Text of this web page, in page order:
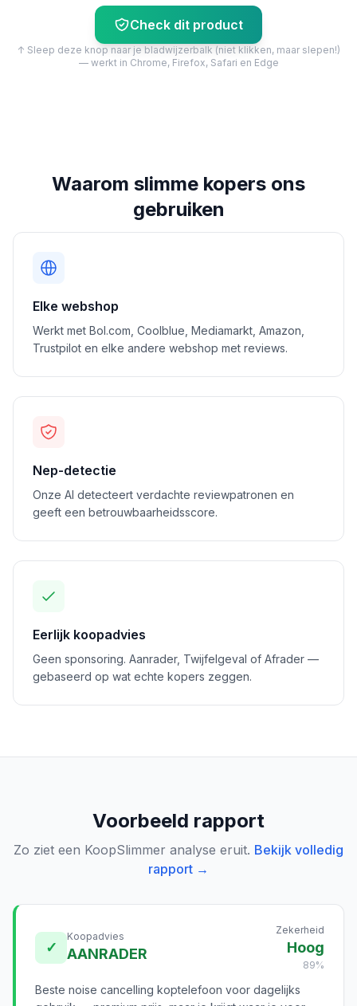
Check dit product
↑ Sleep deze knop naar je bladwijzerbalk (niet klikken, maar slepen!)
— werkt in Chrome, Firefox, Safari en Edge
Waarom slimme kopers ons
gebruiken
Elke webshop
Werkt met Bol.com, Coolblue, Mediamarkt, Amazon,
Trustpilot en elke andere webshop met reviews.
Nep-detectie
Onze AI detecteert verdachte reviewpatronen en
geeft een betrouwbaarheidsscore.
Eerlijk koopadvies
Geen sponsoring. Aanrader, Twijfelgeval of Afrader —
gebaseerd op wat echte kopers zeggen.
Voorbeeld rapport
Zo ziet een KoopSlimmer analyse eruit. Bekijk volledig
rapport →
✓
Koopadvies
AANRADER
Zekerheid
Hoog
89%
Beste noise cancelling koptelefoon voor dagelijks